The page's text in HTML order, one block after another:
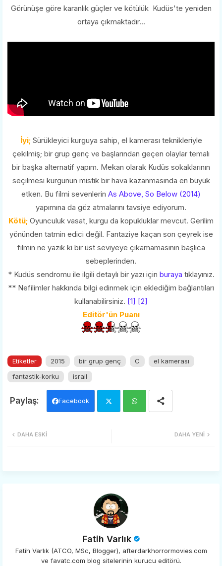
Görünüşe göre karanlık güçler ve kötülük Kudüs'te yeniden
ortaya çıkmaktadır...
İyi;Sürükleyici kurguya sahip, el kamerası teknikleriyle
çekilmiş; bir grup genç ve başlarından geçen olaylar temalı
bir başka alternatif yapım. Mekan olarak Kudüs sokaklarının
seçilmesi kurgunun mistik bir hava kazanmasında en büyük
etken. Bu filmi sevenlerin As Above, So Below (2014)
yapımına da göz atmalarını tavsiye ediyorum.
Kötü; Oyunculuk vasat, kurgu da kopukluklar mevcut. Gerilim
yönünden tatmin edici değil. Fantaziye kaçan son çeyrek ise
filmin ne yazık ki bir üst seviyeye çıkamamasının başlıca
sebeplerinden.
* Kudüs sendromu ile ilgili detaylı bir yazı için buraya tıklayınız.
** Nefilimler hakkında bilgi edinmek için eklediğim bağlantıları
kullanabilirsiniz. [1] [2]
Editör'ün Puanı
Etiketler 2015 bir grup genç C
el kamerası
fantastik-korku
israil
Facebook
DAHA YENI
DAHA ESKI
Fatih Varlık
Fatih Varlık (ATCO, MSc, Blogger), afterdarkhorrormovies.com
ve favatc.com blog sitelerinin kurucu editörü.